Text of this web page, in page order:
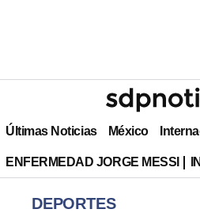
Últimas Noticias México
ENFERMEDAD JORGE MESSI
DEPORTES